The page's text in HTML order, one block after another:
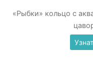
«Рыбки» кольцо с